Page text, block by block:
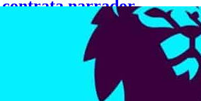
contrata narrador